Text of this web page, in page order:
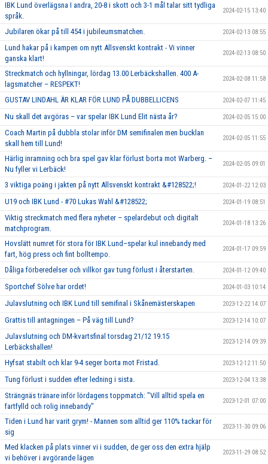
IBK Lund överlägsna I andra, 20-8 i skott och 3-1 mål talar sitt tydliga
språk.
2024-02-15 13:40
Jubilaren ökar på till 454 i jubileumsmatchen. 2024-02-13 08:55
Lund hakar på i kampen om nytt Allsvenskt kontrakt - Vi vinner
ganska klart!
2024-02-13 08:50
Streckmatch och hyllningar, lördag 13.00 Lerbäckshallen. 400 A-
lagsmatcher – RESPEKT!
2024-02-08 11:58
GUSTAV LINDAHL ÄR KLAR FÖR LUND PÅ DUBBELLICENS 2024-02-07 11:45
Nu skall det avgöras – var spelar IBK Lund Elit nästa år? 2024-02-05 15:00
Coach Martin på dubbla stolar inför DM semifinalen men bucklan
skall hem till Lund!
2024-02-05 11:55
Härlig inramning och bra spel gav klar förlust borta mot Warberg. –
Nu fyller vi Lerbäck!
2024-02-05 09:01
3 viktiga poäng i jakten på nytt Allsvenskt kontrakt &#128522;! 2024-01-22 12:03
U19 och IBK Lund - #70 Lukas Wahl &#128522; 2024-01-19 08:51
Viktig streckmatch med flera nyheter – spelardebut och digitalt
matchprogram.
2024-01-18 13:26
Hovslätt numret för stora för IBK Lund–spelar kul innebandy med
fart, hög press och fint bolltempo.
2024-01-17 09:59
Dåliga förberedelser och villkor gav tung förlust i återstarten. 2024-01-12 09:40
Sportchef Sölve har ordet! 2024-01-03 10:14
Julavslutning och IBK Lund till semifinal i Skånemästerskapen 2023-12-22 14:07
Grattis till antagningen – På väg till Lund? 2023-12-14 10:07
Julavslutning och DM-kvartsfinal torsdag 21/12 19.15
Lerbäckshallen!
2023-12-14 09:39
Hyfsat stabilt och klar 9-4 seger borta mot Fristad. 2023-12-12 11:50
Tung förlust i sudden efter ledning i sista. 2023-12-04 13:38
Strängnäs tränare inför lördagens toppmatch: "Vill alltid spela en
fartfylld och rolig innebandy"
2023-12-01 07:00
Tiden i Lund har varit grym! - Mannen som alltid ger 110% tackar för
sig
2023-11-30 09:06
Med klacken på plats vinner vi i sudden, de ger oss den extra hjälp
vi behöver i avgörande lägen
2023-11-29 08:52